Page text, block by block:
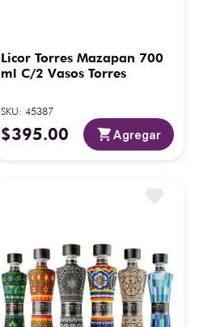
Licor Torres Mazapan 700
ml C/2 Vasos Torres
SKU:45387
$395.00 Agregar